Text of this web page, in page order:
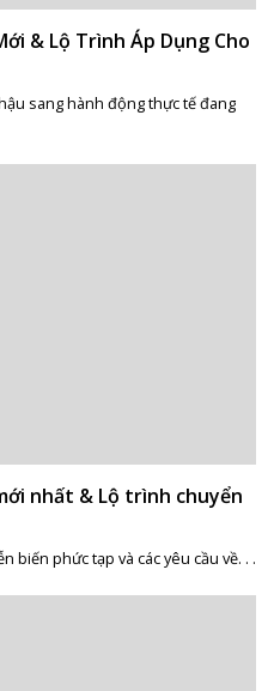
& Lộ Trình Áp Dụng Cho
sang hành động thực tế đang
nhất & Lộ trình chuyển
biến phức tạp và các yêu cầu về. . .